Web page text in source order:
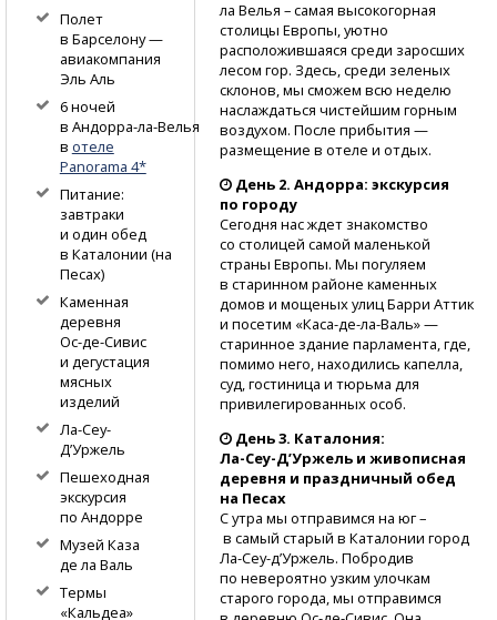
ла Велья – самая высокогорная
столицы Европы, уютно
расположившаяся среди заросших
лесом гор. Здесь, среди зеленых
склонов, мы сможем всю неделю
наслаждаться чистейшим горным
воздухом. После прибытия —
размещение в отеле и отдых.
День 2. Андорра: экскурсия
по городу
Сегодня нас ждет знакомство
со столицей самой маленькой
страны Европы. Мы погуляем
в старинном районе каменных
домов и мощеных улиц Барри Аттик
и посетим «Каса-де-ла-Валь»—
старинное здание парламента, где,
помимо него, находились капелла,
суд, гостиница и тюрьма для
привилегированных особ.
День 3. Каталония:
Ла-Сеу-Д’Уржельи живописная
деревня и праздничный обед
на Песах
С утра мы отправимся на юг –
в самый старый в Каталонии город
Ла-Сеу-д’Уржель. Побродив
по невероятно узким улочкам
старого города, мы отправимся
Полет
в Барселону —
авиакомпания
Эль Аль
6 ночей
в Андорра-ла-Велья
в отеле
Panorama 4*
Питание:
завтраки
и один обед
в Каталонии (на
Песах)
Каменная
деревня
Ос-де-Сивис
и дегустация
мясных
изделий
Ла-Сеу-
Д’Уржель
Пешеходная
экскурсия
по Андорре
Музей Каза
де ла Валь
Термы
«Кальдеа»